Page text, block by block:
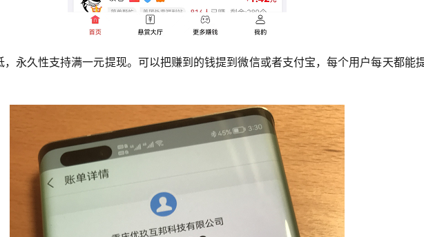
，永久性支持满一元提现。可以把赚到的钱提到微信或者支付宝，每个用户每天都能